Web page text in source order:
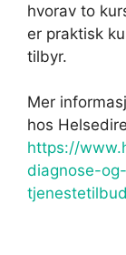
hvorav to
er praktisk
tilbyr.
Mer
hos
https://
diagnose-